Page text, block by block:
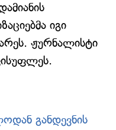
იგი
ჟურნალისტი
განდევნის